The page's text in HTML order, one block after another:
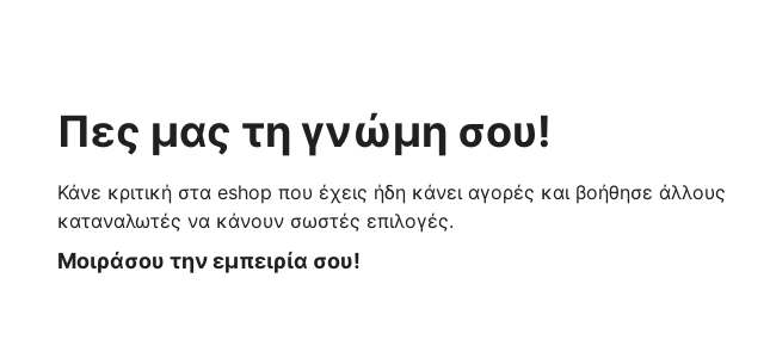
Πες μας τη γνώμη σου!
Κάνε κριτική στα eshop που έχεις ήδη κάνει αγορές και βοήθησε άλλους
καταναλωτές να κάνουν σωστές επιλογές.
Μοιράσου την εμπειρία σου!